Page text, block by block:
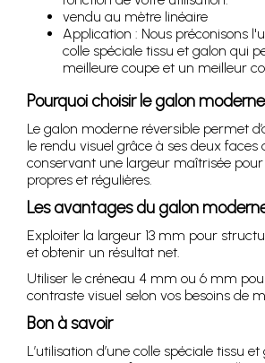
vendu au mètre linéaire
Application : Nous préconisons
colle spéciale tissu et galon qui
meilleure coupe et un meilleur
Pourquoi choisir le galon
Le galon moderne réversible permet
le rendu visuel grâce à ses deux faces
conservant une largeur maîtrisée
propres et régulières.
Les avantages du galon
Exploiter la largeur 13 mm pour
et obtenir un résultat net.
Utiliser le créneau 4 mm ou 6 mm
contraste visuel selon vos besoins de
Bon à savoir
L’utilisation d’une colle spéciale tissu